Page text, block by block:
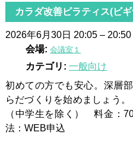
カラダ改善ピラティス(ビ
2026年6月30日 20:05– 20:50
会場: 会議室１
カテゴリ: 一般向け
初めての方でも安心。深層
らだづくりを始めましょう
（中学生を除く） 料金：
法：WEB申込